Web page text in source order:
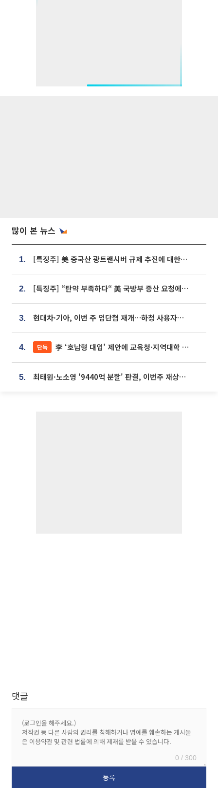
많이 본 뉴스
1. [특징주] 美 중국산 광트랜시버 규제 추진에 대한광통신 등 광통신株 강세
2. [특징주] “탄약 부족하다“ 美 국방부 증산 요청에⋯국내 방산주 급등세
3. 현대차·기아, 이번 주 임단협 재개…하청 사용자성 재심도 ‘변수’
4. 단독 李 ‘호남형 대입’ 제안에 교육청·지역대학 서·논술형 입시 연계 '착수'
5. 최태원·노소영 '9440억 분할' 판결, 이번주 재상고 여부 주목
댓글
0 / 300